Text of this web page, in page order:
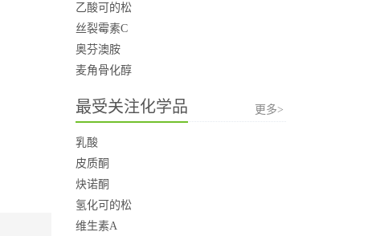
乙酸可的松
丝裂霉素C
奥芬澳胺
麦角骨化醇
最受关注化学品 更多>
乳酸
皮质酮
炔诺酮
氢化可的松
维生素A